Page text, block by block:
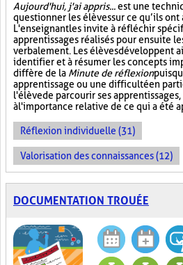
Aujourd'hui, j'ai appris...est une
questionner les élèves sur ce qu’ils ont
L'enseignant les invite à réfléchir
apprentissages réalisés pour ensuite
verbalement. Les élèves développent
identifier et à résumer les concepts
diffère de la Minute de réflexion
apprentissage ou une difficulté en
l'élève de parcourir ses
à l'importance relative de ce qui a été
Réflexion individuelle (31)
Valorisation des connaissances (12)
DOCUMENTATION TROUÉE